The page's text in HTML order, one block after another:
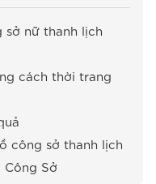
sở nữ thanh lịch
cách thời trang
công sở thanh lịch
Công Sở